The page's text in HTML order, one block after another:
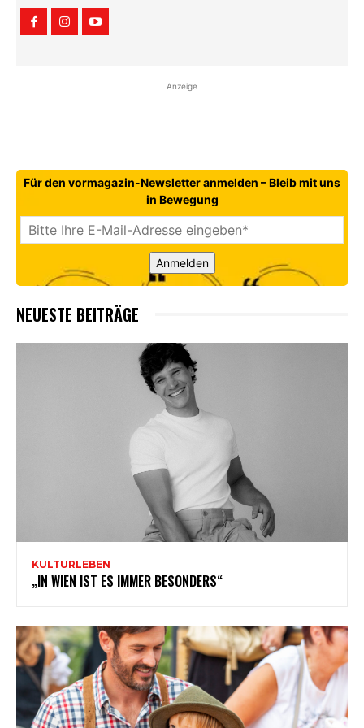
Anzeige
Für den vormagazin-Newsletter anmelden – Bleib mit uns
in Bewegung
Anmelden
NEUESTE BEITRÄGE
KULTURLEBEN
„IN WIEN IST ES IMMER BESONDERS“